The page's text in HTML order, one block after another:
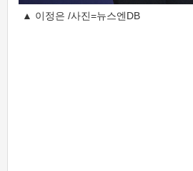
▲ 이정은 /사진=뉴스엔DB